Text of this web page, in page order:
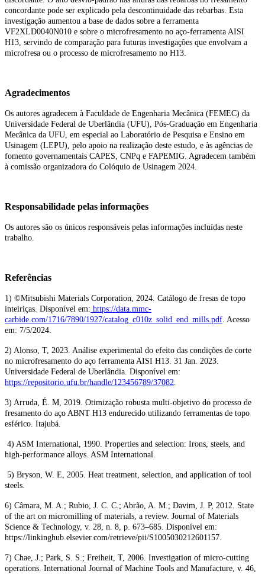
concordante pode ser explicado pela descontinuidade das rebarbas. Esta
investigação aumentou a base de dados sobre a ferramenta
VF2XLD0040N010 e sobre o microfresamento no aço-ferramenta AISI
H13, servindo de comparação para futuras investigações que envolvam a
microfresa ou o processo de microfresamento no H13.
Agradecimentos
Os autores agradecem à Faculdade de Engenharia Mecânica (FEMEC) da
Universidade Federal de Uberlândia (UFU), Pós-Graduação em Engenharia
Mecânica da UFU, em especial ao Laboratório de Pesquisa e Ensino em
Usinagem (LEPU), pelo apoio na realização deste estudo, e às agências de
fomento governamentais CAPES, CNPq e FAPEMIG. Agradecem também
à comissão organizadora do Colóquio de Usinagem 2024.
Responsabilidade pelas informações
Os autores são os únicos responsáveis pelas informações incluídas neste
trabalho.
Referências
1) ©Mitsubishi Materials Corporation, 2024. Catálogo de fresas de topo
inteiriças. Disponível em: https://data.mmc-
carbide.com/1716/7890/1927/catalog_c010z_solid_end_mills.pdf. Acesso
em: 7/5/2024.
2) Alonso, T, 2023. Análise experimental do efeito das condições de corte
no microfresamento do aço ferramenta AISI H13. 31 Jan. 2023.
Universidade Federal de Uberlândia. Disponível em:
https://repositorio.ufu.br/handle/123456789/37082.
3) Arruda, É. M, 2019. Otimização robusta multi-objetivo do processo de
fresamento do aço ABNT H13 endurecido utilizando ferramentas de topo
esférico. Itajubá.
4) ASM International, 1990. Properties and selection: Irons, steels, and
high-performance alloys. ASM International.
5) Bryson, W. E, 2005. Heat treatment, selection, and application of tool
steels.
6) Câmara, M. A.; Rubio, J. C. C.; Abrão, A. M.; Davim, J. P, 2012. State
of the art on micromilling of materials, a review. Journal of Materials
Science & Technology, v. 28, n. 8, p. 673–685. Disponível em:
https://linkinghub.elsevier.com/retrieve/pii/S1005030212601157.
7) Chae, J.; Park, S. S.; Freiheit, T, 2006. Investigation of micro-cutting
operations. International Journal of Machine Tools and Manufacture, v. 46,